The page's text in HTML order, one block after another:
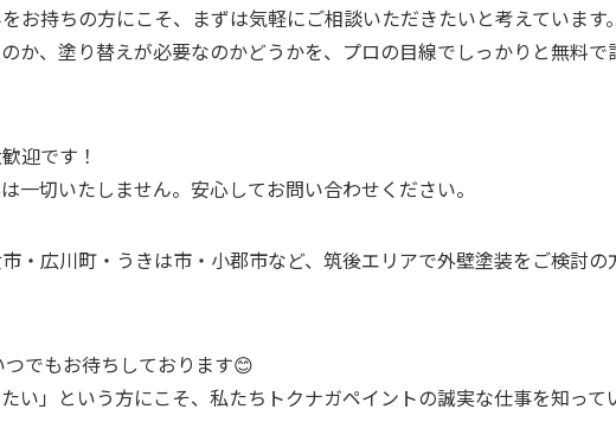
お持ちの方にこそ、まずは気軽にご相談いただきたいと考えています。
か、塗り替えが必要なのかどうかを、プロの目線でしっかりと無料で
迎です！
一切いたしません。安心してお問い合わせください。
・広川町・うきは市・小郡市など、筑後エリアで外壁塗装をご検討の
でもお待ちしております😊
い」という方にこそ、私たちトクナガペイントの誠実な仕事を知っ